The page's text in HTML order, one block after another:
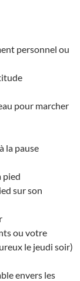
personnel ou
pour marcher
la pause
pied
sur son
ou votre
le jeudi soir)
envers les